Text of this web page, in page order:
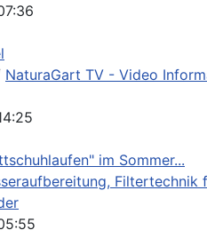
NaturaGart TV - Video
im Sommer...
Filtertechnik